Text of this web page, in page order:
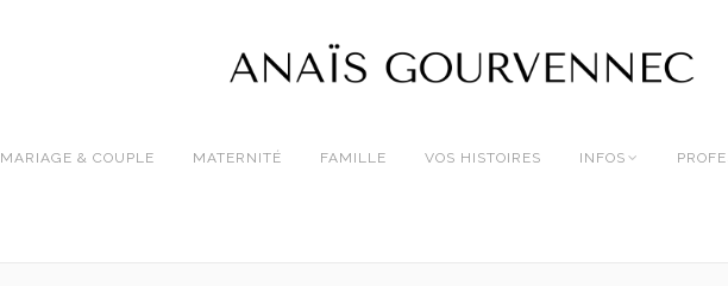
MARIAGE & COUPLE MATERNITÉ FAMILLE VOS HISTOIRES INFOS